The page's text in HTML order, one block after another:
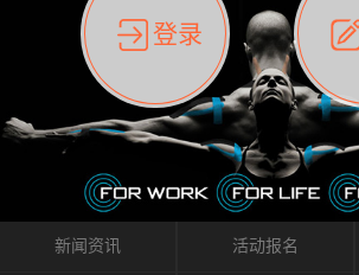
它都很坚强的贴着，
象。不同的条件下，
皮肤的敏感度也有不
的，是在研发生产过
性，减少贴布本身带
么原因引起的过敏瘙
仅供大家参考，希望
们分析解剖下过敏的原
KINESIO贴布贴扎后
原因，简单分为外因
了适合居住的环境。
因子是一种酶的观点
有毒细菌和无毒细菌
的作用。 Kinesio肌内
间内表现出症状，而
对身体没有伤害（副
状。 但是，由于营养
坏，各种细胞就会发
态下，细胞因子会自
间传递适当的修复信
筋膜，对关节进行非
的治疗区域。
肤上下左右运动，有
织的筋膜。它可以作
放压力，刺激深层筋膜
种可以改变肌肉、筋
关系的方法。 间质液
官。研究人员认为，
且柔软的蛋白质结构
流体的空间构成的。
最大的脏器，约占体
登录
新闻资讯 活动报名